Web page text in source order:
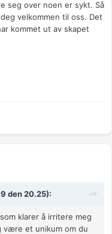
seg over noen er sykt. Så
velkommen til oss. Det
kommet ut av skapet
den 20.25):
klarer å irritere meg
være et unikum om du